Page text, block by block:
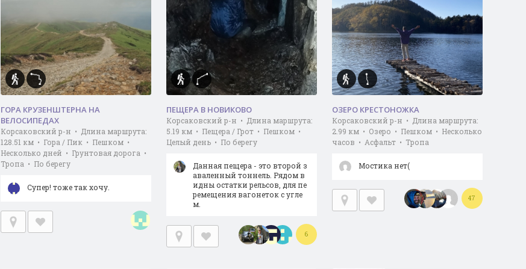
ГОРА КРУЗЕНШТЕРНА НА
ВЕЛОСИПЕДАХ
Корсаковский р-н • Длина маршрута:
128.51 км • Гора / Пик • Пешком •
Несколько дней • Грунтовая дорога •
Тропа • По берегу
Супер! тоже так хочу.
ПЕЩЕРА В НОВИКОВО
Корсаковский р-н • Длина маршрута:
5.19 км • Пещера / Грот • Пешком •
Целый день • По берегу
Данная пещера - это второй з
аваленный тоннель. Рядом в
идны остатки рельсов, для пе
ремещения вагонеток с угле
м.
6
ОЗЕРО КРЕСТОНОЖКА
Корсаковский р-н • Длина маршрута:
2.99 км • Озеро • Пешком • Несколько
часов • Асфальт • Тропа
Мостика нет(
47